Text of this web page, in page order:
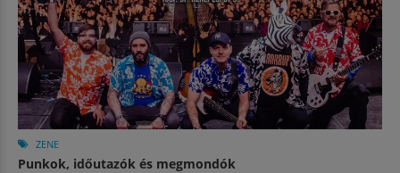
ZENE
Punkok, időutazók és megmondók